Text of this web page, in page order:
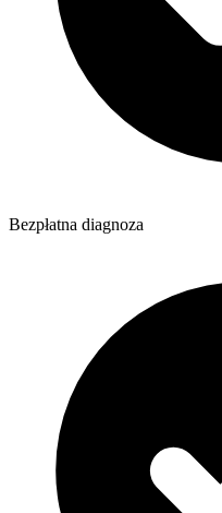
Bezpłatna diagnoza